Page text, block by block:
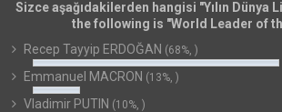
Sizce aşağıdakilerden hangisi "Yılın Dünya
the following is "World Leader of
Recep Tayyip ERDOĞAN (68%, )
Emmanuel MACRON (13%, )
Vladimir PUTIN (10%, )